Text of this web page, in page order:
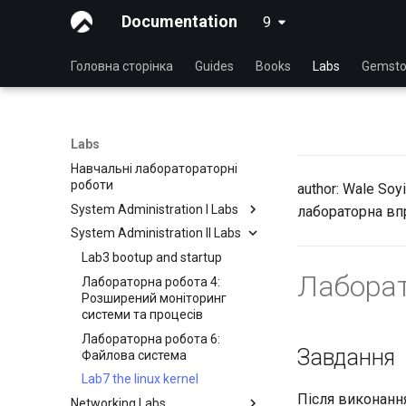
Documentation 9 latest
Головна сторінка Guides Books Labs
Labs
Навчальні лаборатораторні
роботи
System Administration I Labs
Lab3 system utilities
Лабораторна робота 5:
Основи роботи в мережі
Лабораторна робота 6:
Керування користувачами та
групами
Лабораторна робота 7:
Керування та інсталяція
програмного забезпечення
System Administration II Labs
Lab3 bootup and startup
Лабораторна робота 4:
Розширений моніторинг
системи та процесів
Лабораторна робота 6:
Файлова система
Lab7 the linux kernel
author: Wale
лабораторна
Завдання
Після